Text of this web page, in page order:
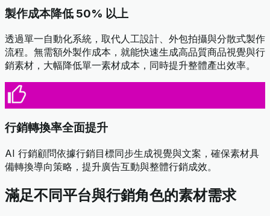
製作成本降低 50% 以上
透過單一自動化系統，取代人工設計、外包拍攝與分散式製作
流程。無需額外製作成本，就能快速生成高品質商品視覺與行
銷素材，大幅降低單一素材成本，同時提升整體產出效率。
行銷轉換率全面提升
AI 行銷顧問依據行銷目標同步生成視覺與文案，確保素材具
備轉換導向策略，提升廣告互動與整體行銷成效。
滿足不同平台與行銷角色的素材需求